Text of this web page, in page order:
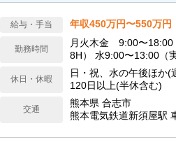
給与・手当 年収450万円〜550万円
勤務時間
月火木金 9:00〜
8H） 水9:00〜13:00（
18:00（実働 8H）
休日・休暇
日・祝、水の午後ほか
120日以上(半休含む)
交通
熊本県 合志市
熊本電気鉄道新須屋駅